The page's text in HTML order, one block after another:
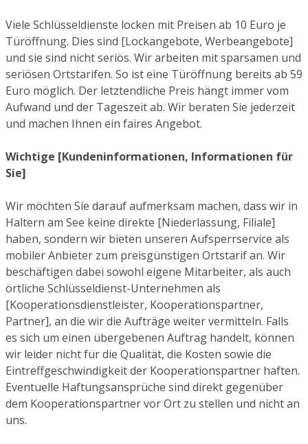
Viele Schlüsseldienste locken mit Preisen ab 10 Euro je
Türöffnung. Dies sind [Lockangebote, Werbeangebote]
und sie sind nicht seriös. Wir arbeiten mit sparsamen und
seriösen Ortstarifen. So ist eine Türöffnung bereits ab 59
Euro möglich. Der letztendliche Preis hängt immer vom
Aufwand und der Tageszeit ab. Wir beraten Sie jederzeit
und machen Ihnen ein faires Angebot.
Wichtige [Kundeninformationen, Informationen für
Sie]
Wir möchten Sie darauf aufmerksam machen, dass wir in
Haltern am See keine direkte [Niederlassung, Filiale]
haben, sondern wir bieten unseren Aufsperrservice als
mobiler Anbieter zum preisgünstigen Ortstarif an. Wir
beschäftigen dabei sowohl eigene Mitarbeiter, als auch
örtliche Schlüsseldienst-Unternehmen als
[Kooperationsdienstleister, Kooperationspartner,
Partner], an die wir die Aufträge weiter vermitteln. Falls
es sich um einen übergebenen Auftrag handelt, können
wir leider nicht für die Qualität, die Kosten sowie die
Eintreffgeschwindigkeit der Kooperationspartner haften.
Eventuelle Haftungsansprüche sind direkt gegenüber
dem Kooperationspartner vor Ort zu stellen und nicht an
uns.